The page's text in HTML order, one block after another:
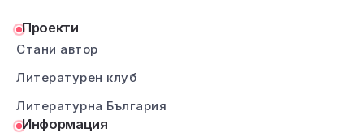
Проекти
Стани автор
Литературен клуб
Литературна България
Информация